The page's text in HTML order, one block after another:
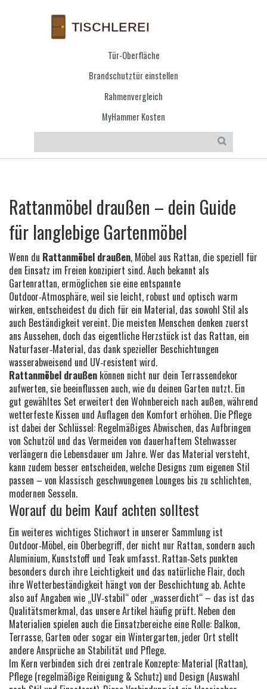
Tür-Oberfläche
Brandschutztür einstellen
Rahmenvergleich
MyHammer Kosten
Rattanmöbel draußen – dein Guide
für langlebige Gartenmöbel
Wenn du Rattanmöbel draußen, Möbel aus Rattan, die speziell für
den Einsatz im Freien konzipiert sind. Auch bekannt als
Gartenrattan, ermöglichen sie eine entspannte
Outdoor‑Atmosphäre, weil sie leicht, robust und optisch warm
wirken, entscheidest du dich für ein Material, das sowohl Stil als
auch Beständigkeit vereint. Die meisten Menschen denken zuerst
ans Aussehen, doch das eigentliche Herzstück ist das Rattan, ein
Naturfaser‑Material, das dank spezieller Beschichtungen
wasserabweisend und UV‑resistent wird.
Rattanmöbel draußen können nicht nur dein Terrassendekor
aufwerten, sie beeinflussen auch, wie du deinen Garten nutzt. Ein
gut gewähltes Set erweitert den Wohnbereich nach außen, während
wetterfeste Kissen und Auflagen den Komfort erhöhen. Die Pflege
ist dabei der Schlüssel: Regelmäßiges Abwischen, das Aufbringen
von Schutzöl und das Vermeiden von dauerhaftem Stehwasser
verlängern die Lebensdauer um Jahre. Wer das Material versteht,
kann zudem besser entscheiden, welche Designs zum eigenen Stil
passen – von klassisch geschwungenen Lounges bis zu schlichten,
modernen Sesseln.
Worauf du beim Kauf achten solltest
Ein weiteres wichtiges Stichwort in unserer Sammlung ist
Outdoor‑Möbel, ein Oberbegriff, der nicht nur Rattan, sondern auch
Aluminium, Kunststoff und Teak umfasst. Rattan‑Sets punkten
besonders durch ihre Leichtigkeit und das natürliche Flair, doch
ihre Wetterbeständigkeit hängt von der Beschichtung ab. Achte
also auf Angaben wie „UV‑stabil“ oder „wasserdicht“ – das ist das
Qualitätsmerkmal, das unsere Artikel häufig prüft. Neben den
Materialien spielen auch die Einsatzbereiche eine Rolle: Balkon,
Terrasse, Garten oder sogar ein Wintergarten, jeder Ort stellt
andere Ansprüche an Stabilität und Pflege.
Im Kern verbinden sich drei zentrale Konzepte: Material (Rattan),
Pflege (regelmäßige Reinigung & Schutz) und Design (Auswahl